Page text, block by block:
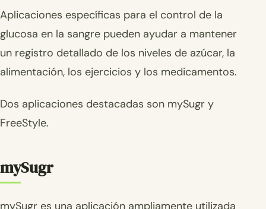
Aplicaciones específicas para el control de la
glucosa en la sangre pueden ayudar a mantener
un registro detallado de los niveles de azúcar, la
alimentación, los ejercicios y los medicamentos.
Dos aplicaciones destacadas son mySugr y
FreeStyle.
mySugr
mySugr es una aplicación ampliamente utilizada